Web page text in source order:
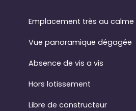
Emplacement très au calme
Vue panoramique dégagée
Absence de vis a vis
Hors lotissement
Libre de constructeur